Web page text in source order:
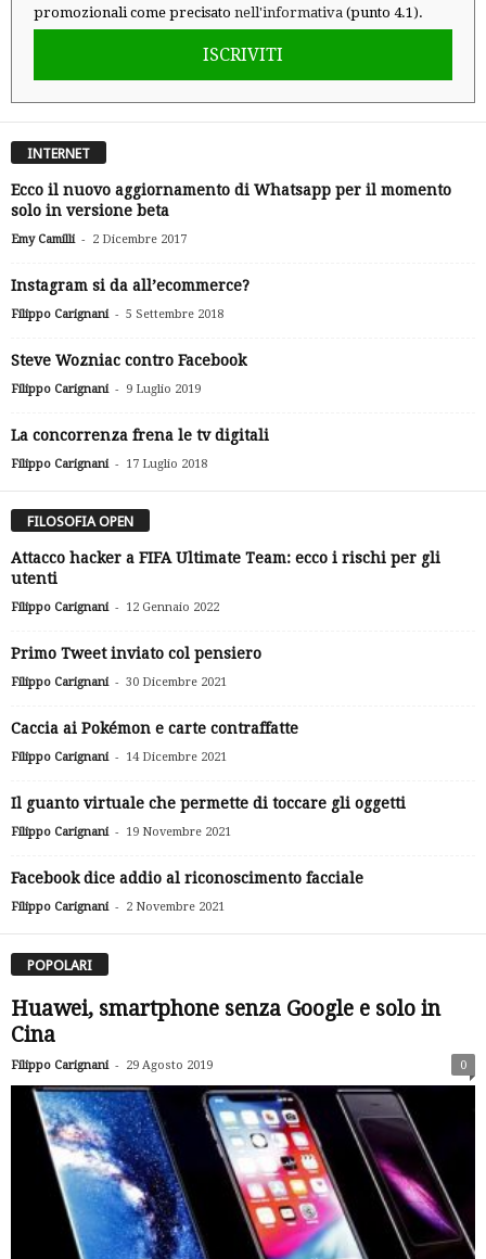
promozionali come precisato nell'informativa (punto 4.1).
ISCRIVITI
INTERNET
Ecco il nuovo aggiornamento di Whatsapp per il momento
solo in versione beta
Emy Camilli - 2 Dicembre 2017
Instagram si da all’ecommerce?
Filippo Carignani - 5 Settembre 2018
Steve Wozniac contro Facebook
Filippo Carignani - 9 Luglio 2019
La concorrenza frena le tv digitali
Filippo Carignani - 17 Luglio 2018
FILOSOFIA OPEN
Attacco hacker a FIFA Ultimate Team: ecco i rischi per gli
utenti
Filippo Carignani - 12 Gennaio 2022
Primo Tweet inviato col pensiero
Filippo Carignani - 30 Dicembre 2021
Caccia ai Pokémon e carte contraffatte
Filippo Carignani - 14 Dicembre 2021
Il guanto virtuale che permette di toccare gli oggetti
Filippo Carignani - 19 Novembre 2021
Facebook dice addio al riconoscimento facciale
Filippo Carignani - 2 Novembre 2021
POPOLARI
Huawei, smartphone senza Google e solo in
Cina
Filippo Carignani - 29 Agosto 2019 0